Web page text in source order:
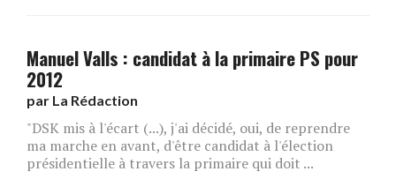
Manuel Valls : candidat à la primaire PS pour
2012
par La Rédaction
"DSK mis à l'écart (...), j'ai décidé, oui, de reprendre
ma marche en avant, d'être candidat à l'élection
présidentielle à travers la primaire qui doit ...